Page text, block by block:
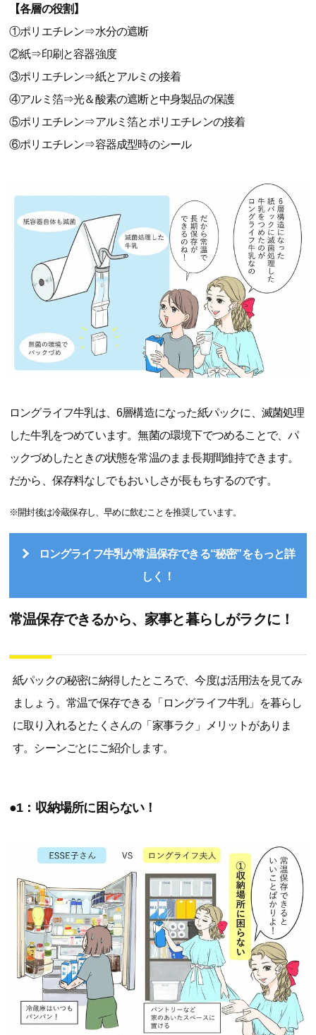
【各層の役割】
①ポリエチレン⇒水分の遮断
②紙⇒印刷と容器強度
③ポリエチレン⇒紙とアルミの接着
④アルミ箔⇒光＆酸素の遮断と中身製品の保護
⑤ポリエチレン⇒アルミ箔とポリエチレンの接着
⑥ポリエチレン⇒容器成型時のシール
ロングライフ牛乳は、6層構造になった紙パックに、滅菌処理
した牛乳をつめています。無菌の環境下でつめることで、パ
ックづめしたときの状態を常温のまま長期間維持できます。
だから、保存料なしでもおいしさが長もちするのです。
※開封後は冷蔵保存し、早めに飲むことを推奨しています。
ロングライフ牛乳が常温保存できる“秘密”をもっと詳
しく！
常温保存できるから、家事と暮らしがラクに！
紙パックの秘密に納得したところで、今度は活用法を見てみ
ましょう。常温で保存できる「ロングライフ牛乳」を暮らし
に取り入れるとたくさんの「家事ラク」メリットがありま
す。シーンごとにご紹介します。
●1：収納場所に困らない！